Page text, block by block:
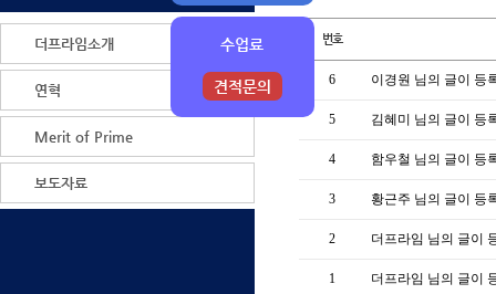
수업료
견적문의
더프라임소개
연혁
Merit of Prime
보도자료
번호
6 이경원 님의 글이 등
5 김혜미 님의 글이 등
4 함우철 님의 글이 등
3 황근주 님의 글이 등
2 더프라임 님의 글이
1 더프라임 님의 글이